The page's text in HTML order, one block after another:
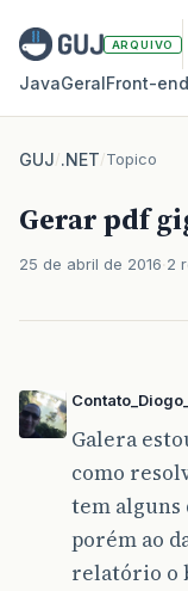
ARQUIVO
JavaGeralFront‑end
GUJ/.NET/Topico
Gerar pdf
25 de abril de 2016 2
Galera
como
tem alguns
porém ao
relatório o